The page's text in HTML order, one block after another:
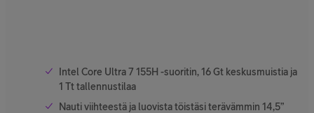
Intel Core Ultra 7 155H -suoritin, 16 Gt keskusmuistia ja
1 Tt tallennustilaa
Nauti viihteestä ja luovista töistäsi terävämmin 14,5”